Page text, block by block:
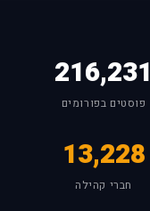
216,231
פוסטים בפורומים
13,228
חברי קהילה